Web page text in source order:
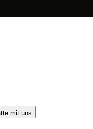
mit uns